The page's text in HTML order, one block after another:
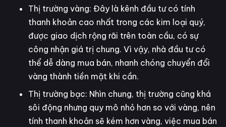
Thị trường vàng: Đây là kênh đầu tư có tính
thanh khoản cao nhất trong các kim loại quý,
được giao dịch rộng rãi trên toàn cầu, có sự
công nhận giá trị chung. Vì vậy, nhà đầu tư có
thể dễ dàng mua bán, nhanh chóng chuyển đổi
vàng thành tiền mặt khi cần.
Thị trường bạc: Nhìn chung, thị trường cũng khá
sôi động nhưng quy mô nhỏ hơn so với vàng, nên
tính thanh khoản sẽ kém hơn vàng, việc mua bán